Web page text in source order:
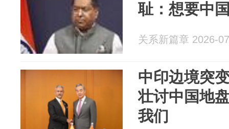
耻：想要中
关系新篇章 2026-
中印边境突
壮讨中国地
我们